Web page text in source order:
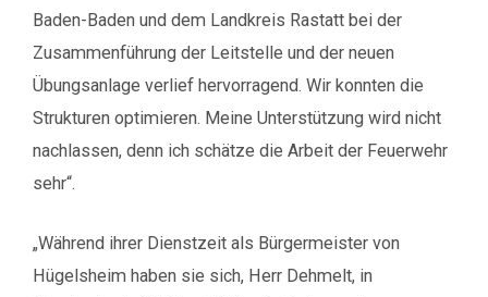
Baden-Baden und dem Landkreis Rastatt bei der
Zusammenführung der Leitstelle und der neuen
Übungsanlage verlief hervorragend. Wir konnten die
Strukturen optimieren. Meine Unterstützung wird nicht
nachlassen, denn ich schätze die Arbeit der Feuerwehr
sehr“.
„Während ihrer Dienstzeit als Bürgermeister von
Hügelsheim haben sie sich, Herr Dehmelt, in